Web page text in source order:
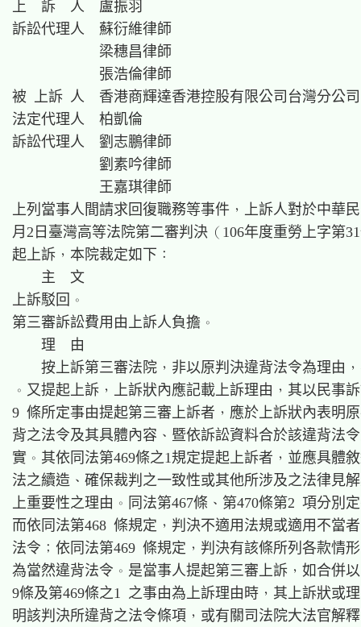
上　訴　人　盧振羽
訴訟代理人　蘇衍維律師
梁穗昌律師
張浩倫律師
被 上訴 人　香港商輝達香港控股有限公司台灣分公司
法定代理人　柏凱倫
訴訟代理人　劉志鵬律師
劉素吟律師
王嘉琪律師
上列當事人間請求回復職務等事件，上訴人對於中華
月2日臺灣高等法院第二審判決（106年度重勞上字第
起上訴，本院裁定如下：
    主  文
上訴駁回。
第三審訴訟費用由上訴人負擔。
    理  由
按上訴第三審法院，非以原判決違背法令為理由
。又提起上訴，上訴狀內應記載上訴理由，其以民事
9 條所定事由提起第三審上訴者，應於上訴狀內表明
背之法令及其具體內容、暨依訴訟資料合於該違背法
實。其依同法第469條之1規定提起上訴者，並應具體
法之續造、確保裁判之一致性或其他所涉及之法律見
上重要性之理由。同法第467條、第470條第2 項分別
而依同法第468 條規定，判決不適用法規或適用不當
法令；依同法第469 條規定，判決有該條所列各款情
為當然違背法令。是當事人提起第三審上訴，如合併
9條及第469條之1 之事由為上訴理由時，其上訴狀或
明該判決所違背之法令條項，或有關司法院大法官解